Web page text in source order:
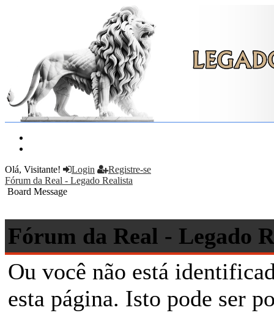
Olá, Visitante!
Login
Registre-se
Fórum da Real - Legado Realista
Board Message
Fórum da Real - Legado
Ou você não está
esta página. Isto pode ser